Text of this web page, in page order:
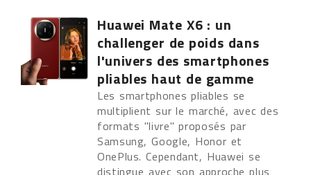
Huawei Mate X6 : un
challenger de poids dans
l'univers des smartphones
pliables haut de gamme
Les smartphones pliables se
multiplient sur le marché, avec des
formats "livre" proposés par
Samsung, Google, Honor et
OnePlus. Cependant, Huawei se
distingue avec son approche plus